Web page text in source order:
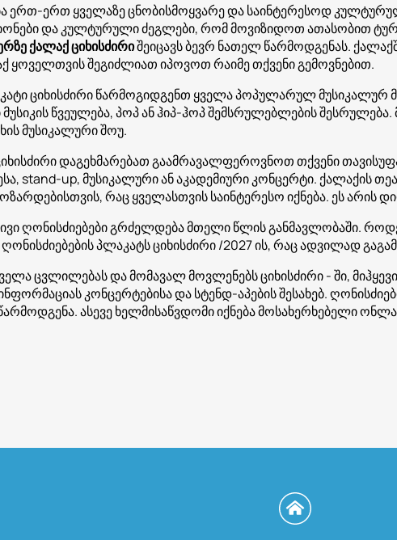
ერთ-ერთ ყველაზე ცნობისმოყვარე და საინტერესოდ
და კულტურული ძეგლები, რომ მოვიზიდოთ ათასობით
ქალაქ ციხისძირიშეიცავს ბევრ ნათელ წარმოდგენას.
ყოველთვის შეგიძლიათ იპოვოთ რაიმე თქვენი გემოვნებით.
ციხისძირი წარმოგიდგენთ ყველა პოპულარულ
წვეულება, პოპ ან ჰიპ-ჰოპ შემსრულებლების შესრულება.
მუსიკალური შოუ.
დაგეხმარებათ გაამრავალფეროვნოთ თქვენი
stand-up, მუსიკალური ან აკადემიური კონცერტი. ქალაქის
რაც ყველასთვის საინტერესო იქნება. ეს არის
ღონისძიებები გრძელდება მთელი წლის განმავლობაში.
პლაკატს ციხისძირი /2027 ის, რაც ადვილად
ცვლილებას და მომავალ მოვლენებს ციხისძირი - ში,
კონცერტებისა და სტენდ-აპების შესახებ.
ასევე ხელმისაწვდომი იქნება მოსახერხებელი